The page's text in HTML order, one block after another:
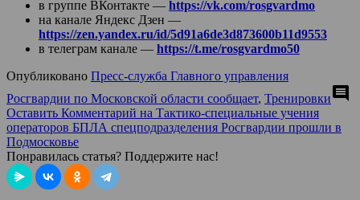
в группе ВКонтакте — https://vk.com/rosgvardmo
на канале Яндекс Дзен —
https://zen.yandex.ru/id/5d91a6de3d873600b11d9553
в телеграм канале — https://t.me/rosgvardmo50
Опубликовано Пресс-служба Главного управления
Росгвардии по Московской области сообщает, Тренировкиcomment
Оставить Комментарий на Тактико-специальные учения
операторов БПЛА спецподразделения Росгвардии прошли в
Подмосковье
Понравилась статья? Поддержите нас!